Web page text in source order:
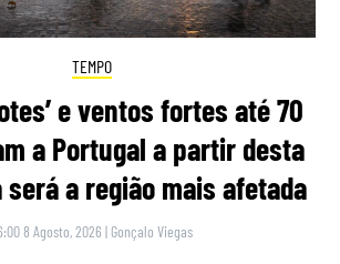
TEMPO
e ventos fortes até 70
a Portugal a partir desta
a região mais afetada
8 Agosto, 2026 | Gonçalo Viegas